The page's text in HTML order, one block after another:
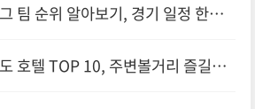
호텔 TOP 10, 주변볼거리 즐길거